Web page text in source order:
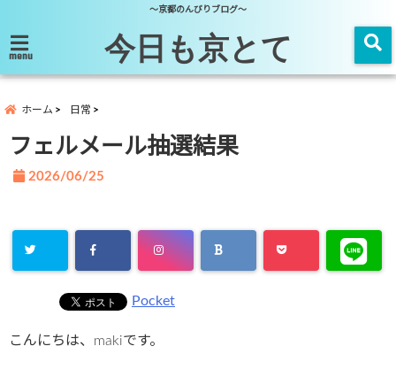
～京都のんびりブログ～
menu 今日も京とて
ホーム 日常
フェルメール抽選結果
2026/06/25
Pocket
こんにちは、makiです。